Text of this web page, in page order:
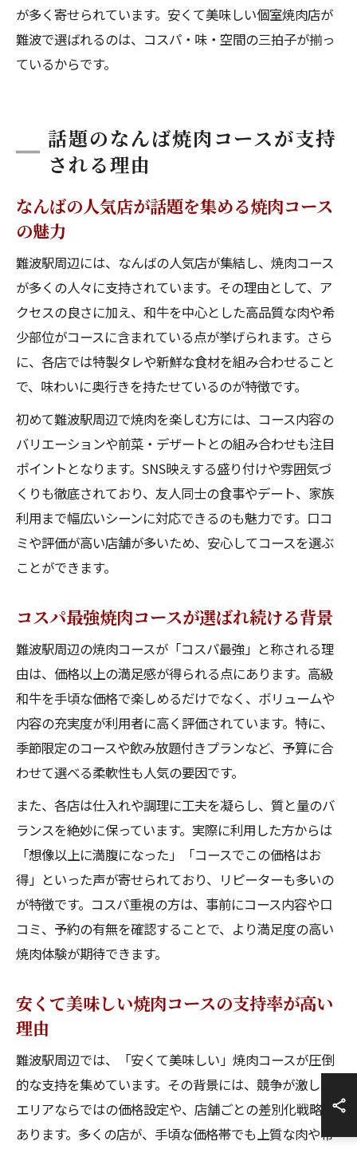
が多く寄せられています。安くて美味しい個室焼肉店が
難波で選ばれるのは、コスパ・味・空間の三拍子が揃っ
ているからです。
話題のなんば焼肉コースが支持
される理由
なんばの人気店が話題を集める焼肉コース
の魅力
難波駅周辺には、なんばの人気店が集結し、焼肉コース
が多くの人々に支持されています。その理由として、ア
クセスの良さに加え、和牛を中心とした高品質な肉や希
少部位がコースに含まれている点が挙げられます。さら
に、各店では特製タレや新鮮な食材を組み合わせること
で、味わいに奥行きを持たせているのが特徴です。
初めて難波駅周辺で焼肉を楽しむ方には、コース内容の
バリエーションや前菜・デザートとの組み合わせも注目
ポイントとなります。SNS映えする盛り付けや雰囲気づ
くりも徹底されており、友人同士の食事やデート、家族
利用まで幅広いシーンに対応できるのも魅力です。口コ
ミや評価が高い店舗が多いため、安心してコースを選ぶ
ことができます。
コスパ最強焼肉コースが選ばれ続ける背景
難波駅周辺の焼肉コースが「コスパ最強」と称される理
由は、価格以上の満足感が得られる点にあります。高級
和牛を手頃な価格で楽しめるだけでなく、ボリュームや
内容の充実度が利用者に高く評価されています。特に、
季節限定のコースや飲み放題付きプランなど、予算に合
わせて選べる柔軟性も人気の要因です。
また、各店は仕入れや調理に工夫を凝らし、質と量のバ
ランスを絶妙に保っています。実際に利用した方からは
「想像以上に満腹になった」「コースでこの価格はお
得」といった声が寄せられており、リピーターも多いの
が特徴です。コスパ重視の方は、事前にコース内容や口
コミ、予約の有無を確認することで、より満足度の高い
焼肉体験が期待できます。
安くて美味しい焼肉コースの支持率が高い
理由
難波駅周辺では、「安くて美味しい」焼肉コースが圧倒
的な支持を集めています。その背景には、競争が激しい
エリアならではの価格設定や、店舗ごとの差別化戦略が
あります。多くの店が、手頃な価格帯でも上質な肉や希